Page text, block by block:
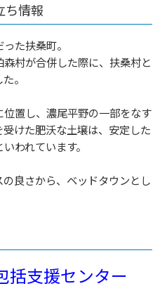
ち情報
た扶桑町。
村が合併した際に、扶桑村と
。
置し、濃尾平野の一部をなす
けた肥沃な土壌は、安定した
われています。
良さから、ベッドタウンとし
括支援センター